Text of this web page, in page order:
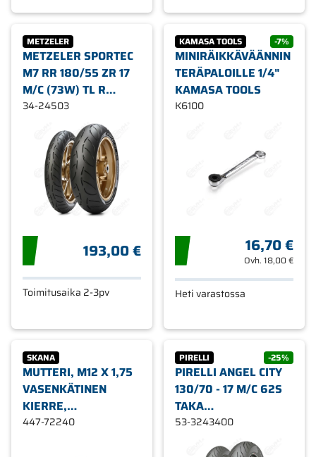
METZELER
METZELER SPORTEC
M7 RR 180/55 ZR 17
M/C (73W) TL R
MOOTTORIPYÖRÄN
34-24503
193,00 €
Toimitusaika 2-3pv
KAMASA TOOLS -7%
MINIRÄIKKÄVÄÄNNIN
TERÄPALOILLE 1/4"
KAMASA TOOLS
K6100
16,70 €
Ovh. 18,00 €
Heti varastossa
SKANA
MUTTERI, M12 X 1,75
VASENKÄTINEN
KIERRE,
HUSQVARNA,
447-72240
PIRELLI -25%
PIRELLI ANGEL CITY
130/70 - 17 M/C 62S
TAKA
MOOTTORIPYÖRÄN
53-3243400